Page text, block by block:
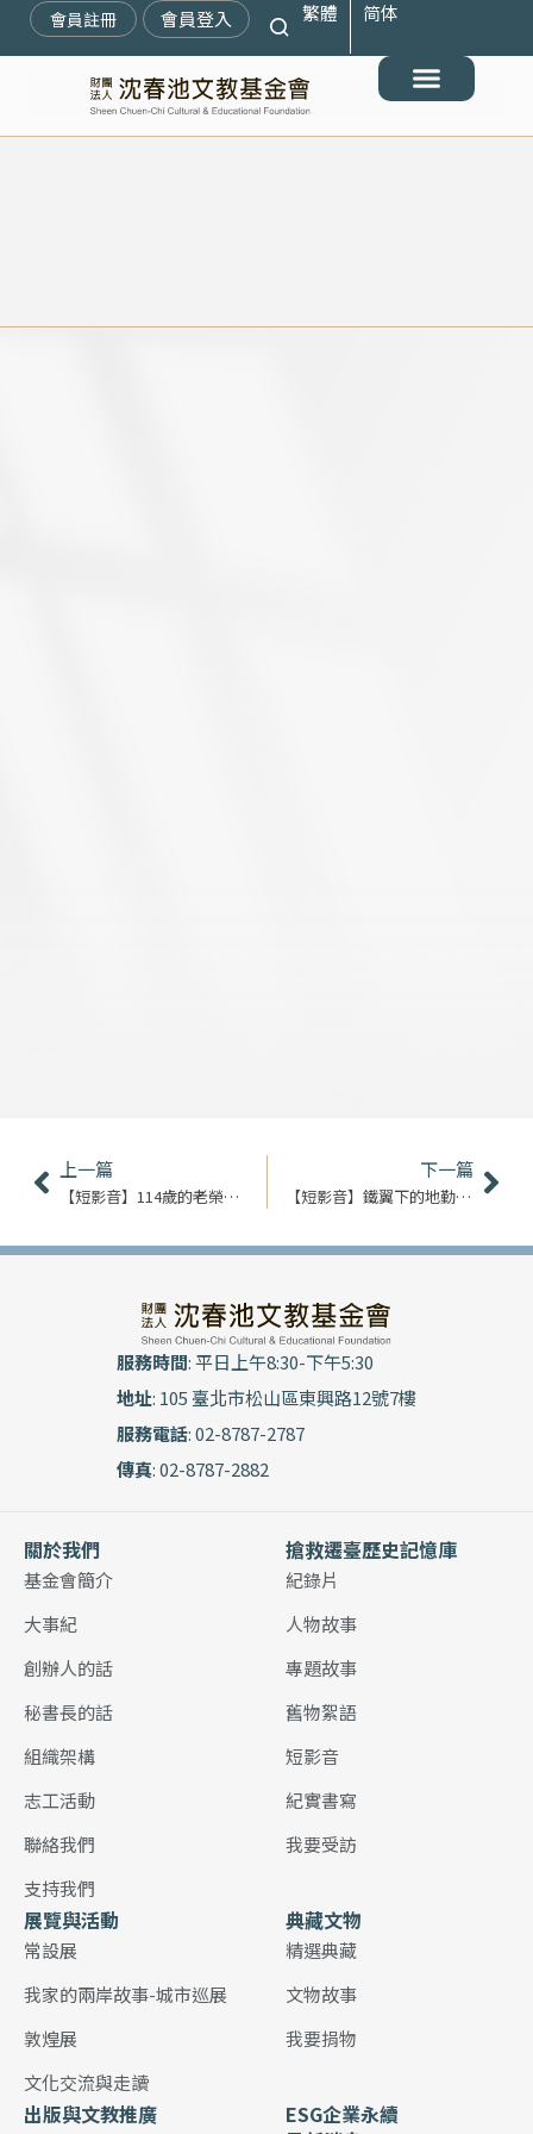
會員註冊 會員登入 繁體 简体
上一頁
上一篇
【短影音】114歲的老榮民｜王學海
下一篇
【短影音】鐵翼下的地勤英雄｜空軍少將 管玉成
下
服務時間: 平日上午8:30-下午5:30
地址: 105 臺北市松山區東興路12號7樓
服務電話: 02-8787-2787
傳真: 02-8787-2882
關於我們
基金會簡介
大事紀
創辦人的話
秘書長的話
組織架構
志工活動
聯絡我們
支持我們
搶救遷臺歷史記憶庫
紀錄片
人物故事
專題故事
舊物絮語
短影音
紀實書寫
我要受訪
展覽與活動
常設展
我家的兩岸故事-城市巡展
敦煌展
文化交流與走讀
典藏文物
精選典藏
文物故事
我要捐物
出版與文教推廣
ESG企業永續